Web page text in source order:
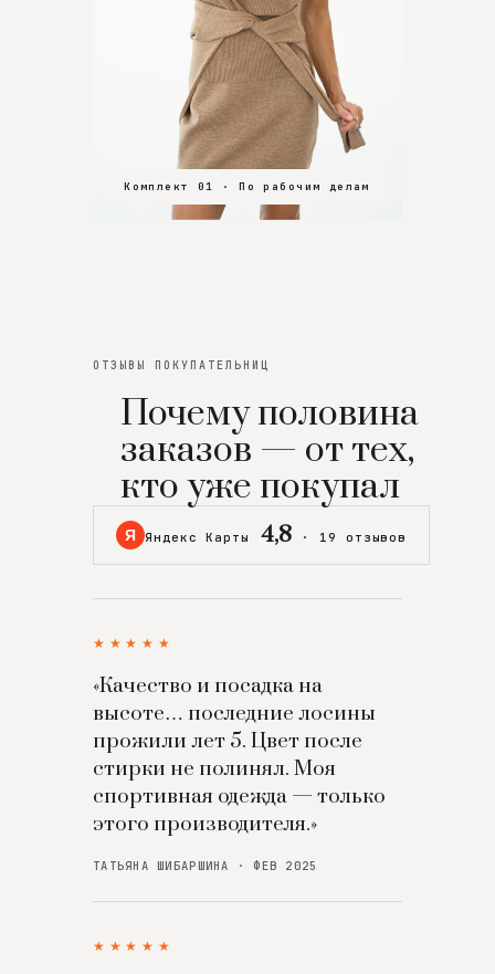
Комплект 01 · По рабочим делам
Комплект 02 · В зал
Комплект 03 · На особенный вечер
ОТЗЫВЫ ПОКУПАТЕЛЬНИЦ
Почему половина
заказов — от тех,
кто уже покупал
Я Яндекс Карты 4,8 · 19 отзывов
★★★★★
«Качество и посадка на
высоте… последние лосины
прожили лет 5. Цвет после
стирки не полинял. Моя
спортивная одежда — только
этого производителя.»
ТАТЬЯНА ШИБАРШИНА · ФЕВ 2025
★★★★★